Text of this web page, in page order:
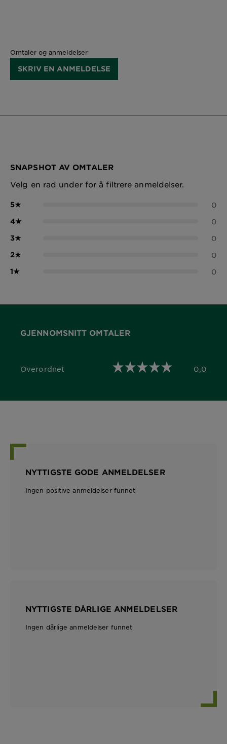
Omtaler og anmeldelser
SKRIV EN ANMELDELSE
SNAPSHOT AV OMTALER
Velg en rad under for å filtrere anmeldelser.
5★ 0
4★ 0
3★ 0
2★ 0
1★ 0
GJENNOMSNITT OMTALER
Overordnet
0,0 out of 5 stars 0,0
NYTTIGSTE GODE ANMELDELSER
Ingen positive anmeldelser funnet
NYTTIGSTE DÅRLIGE ANMELDELSER
Ingen dårlige anmeldelser funnet